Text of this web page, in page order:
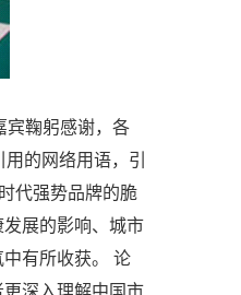
宾鞠躬感谢，各
的网络用语，引
代强势品牌的脆
展的影响、城市
有所收获。 论
深入理解中国市